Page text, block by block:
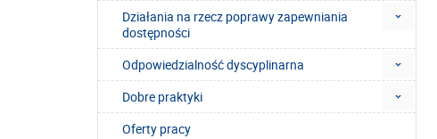
Działania na rzecz poprawy zapewniania
dostępności
Odpowiedzialność dyscyplinarna
Dobre praktyki
Oferty pracy